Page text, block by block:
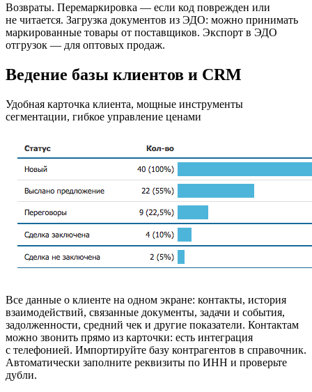
Возвраты. Перемаркировка — если код поврежден или
не читается. Загрузка документов из ЭДО: можно принимать
маркированные товары от поставщиков. Экспорт в ЭДО
отгрузок — для оптовых продаж.
Ведение базы клиентов и CRM
Удобная карточка клиента, мощные инструменты
сегментации, гибкое управление ценами
Все данные о клиенте на одном экране: контакты, история
взаимодействий, связанные документы, задачи и события,
задолженности, средний чек и другие показатели. Контактам
можно звонить прямо из карточки: есть интеграция
с телефонией. Импортируйте базу контрагентов в справочник.
Автоматически заполните реквизиты по ИНН и проверьте
дубли.